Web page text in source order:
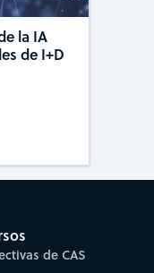
la IA
de I+D
de CAS